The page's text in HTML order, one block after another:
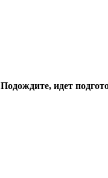
Подождите, идет